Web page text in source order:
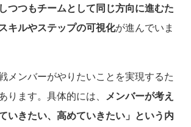
つつもチームとして同じ方向に進むた
キルやステップの可視化が進んでいま
メンバーがやりたいことを実現するた
ります。具体的には、 メンバーが考え
いきたい、高めていきたい」という内